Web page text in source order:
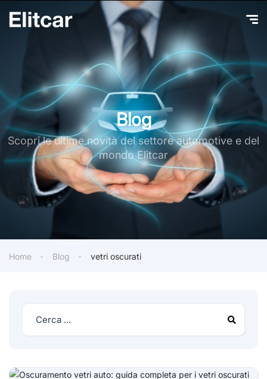
Blog
Scopri le ultime novità del settore automotive e del
mondo Elitcar
Home Blog vetri oscurati